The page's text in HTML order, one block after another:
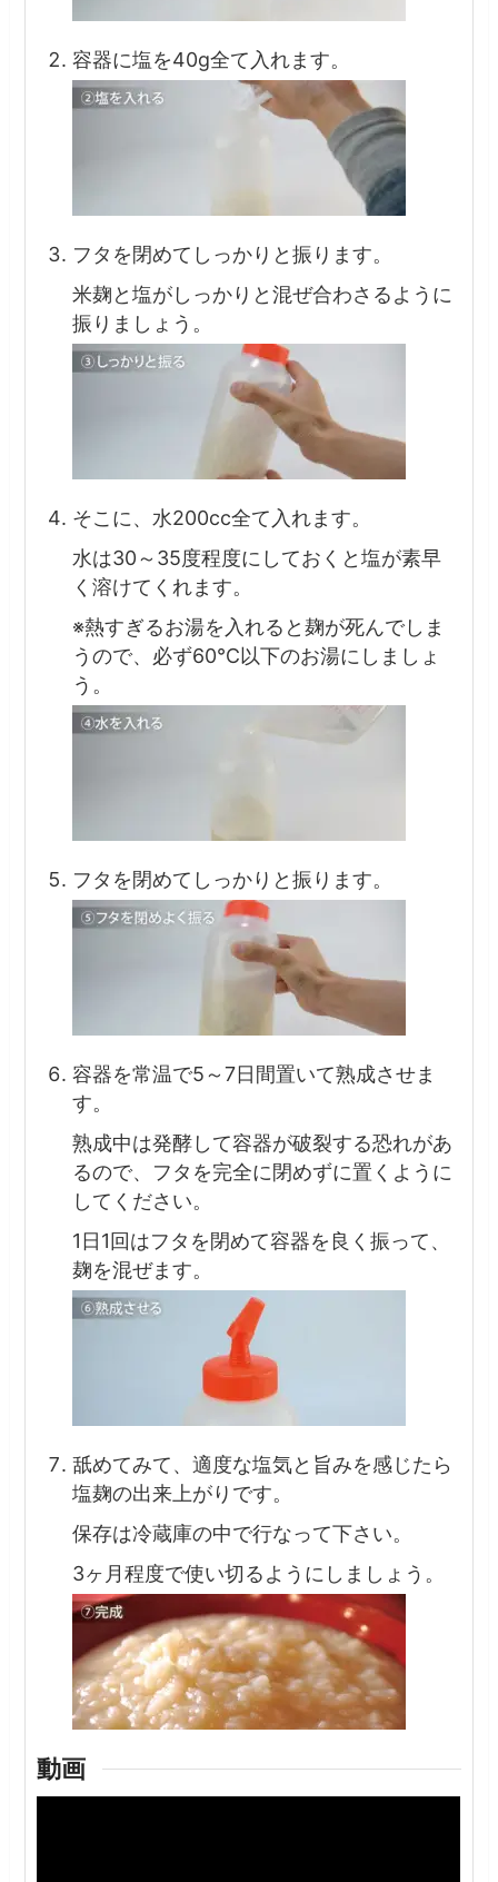
容器に塩を40g全て入れます。
フタを閉めてしっかりと振ります。
米麹と塩がしっかりと混ぜ合わさるように
振りましょう。
そこに、水200cc全て入れます。
水は30～35度程度にしておくと塩が素早
く溶けてくれます。
※熱すぎるお湯を入れると麹が死んでしま
うので、必ず60℃以下のお湯にしましょ
う。
フタを閉めてしっかりと振ります。
容器を常温で5～7日間置いて熟成させま
す。
熟成中は発酵して容器が破裂する恐れがあ
るので、フタを完全に閉めずに置くように
してください。
1日1回はフタを閉めて容器を良く振って、
麹を混ぜます。
舐めてみて、適度な塩気と旨みを感じたら
塩麹の出来上がりです。
保存は冷蔵庫の中で行なって下さい。
3ヶ月程度で使い切るようにしましょう。
動画